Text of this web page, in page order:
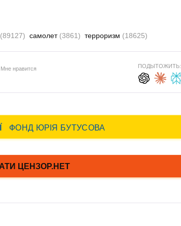
(89127) самолет (3861) терроризм (18625)
Мне нравится ПОДЫТОЖИТЬ: